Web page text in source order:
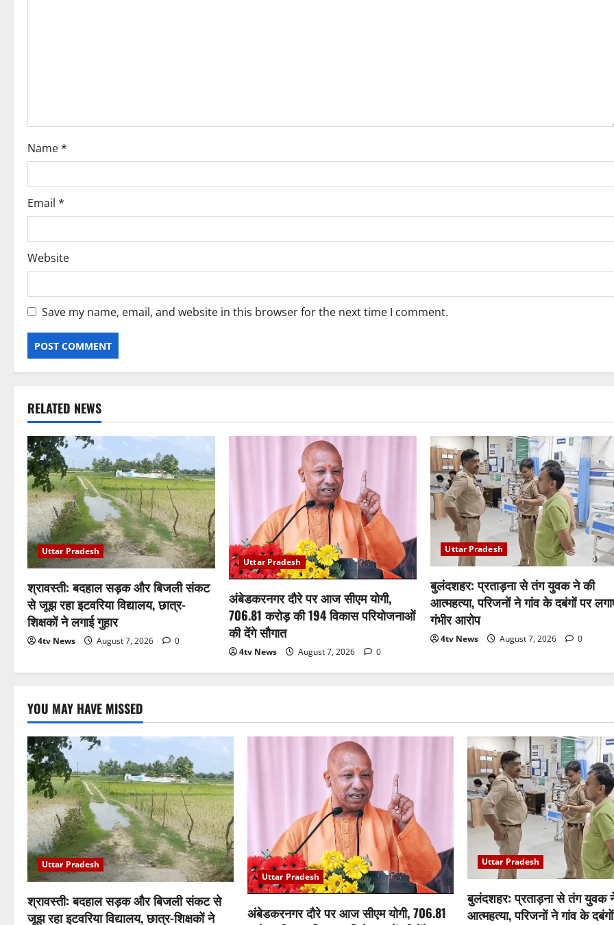
o
n
Name*
Email *
Website
Save my name, email, and website in this browser for the next time I comment.
RELATED NEWS
Uttar Pradesh
श्रावस्ती: बदहाल सड़क और बिजली संकट
से जूझ रहा इटवरिया विद्यालय, छात्र-
शिक्षकों ने लगाई गुहार
4tv News August 7, 2026 0
Uttar Pradesh
अंबेडकरनगर दौरे पर आज सीएम योगी,
706.81 करोड़ की 194 विकास परियोजनाओं
की देंगे सौगात
4tv News August 7, 2026 0
Uttar Pradesh
बुलंदशहर: प्रताड़ना से तंग युवक ने की
आत्महत्या, परिजनों ने गांव के दबंगों पर
गंभीर आरोप
4tv News August 7, 2026 0
YOU MAY HAVE MISSED
Uttar Pradesh
श्रावस्ती: बदहाल सड़क और बिजली संकट से
जूझ रहा इटवरिया विद्यालय, छात्र-शिक्षकों ने
Uttar Pradesh
अंबेडकरनगर दौरे पर आज सीएम योगी, 706.81
Uttar Pradesh
बुलंदशहर: प्रताड़ना से तंग युवक
आत्महत्या, परिजनों ने गांव के